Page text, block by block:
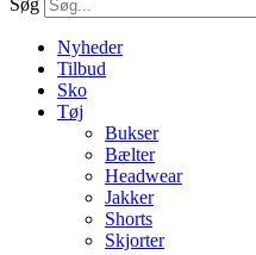
Søg
Nyheder
Tilbud
Sko
Tøj
Bukser
Bælter
Headwear
Jakker
Shorts
Skjorter